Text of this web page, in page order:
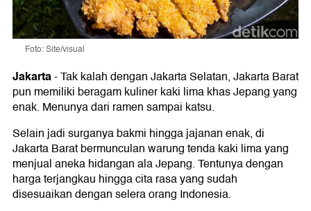
Foto: Site/visual
Jakarta-Tak kalah dengan Jakarta Selatan, Jakarta Barat
pun memiliki beragam kuliner kaki lima khas Jepang yang
enak. Menunya dari ramen sampai katsu.
Selain jadi surganya bakmi hingga jajanan enak, di
Jakarta Barat bermunculan warung tenda kaki lima yang
menjual aneka hidangan ala Jepang. Tentunya dengan
harga terjangkau hingga cita rasa yang sudah
disesuaikan dengan selera orang Indonesia.